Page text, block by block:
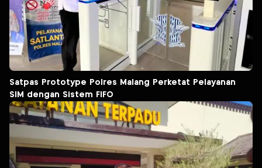
Satpas Prototype Polres Malang Perketat Pelayanan
SIM dengan Sistem FIFO